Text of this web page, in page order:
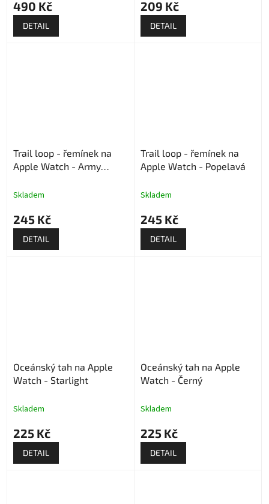
490 Kč
DETAIL
209 Kč
DETAIL
Trail loop - řemínek na
Apple Watch - Army
Skladem
245 Kč
DETAIL
Trail loop - řemínek na
Apple Watch - Popelavá
Skladem
245 Kč
DETAIL
Oceánský tah na Apple
Watch - Starlight
Skladem
225 Kč
DETAIL
Oceánský tah na Apple
Watch - Černý
Skladem
225 Kč
DETAIL